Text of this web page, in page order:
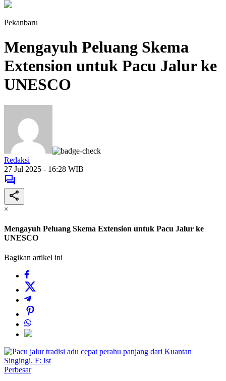
Pekanbaru
Mengayuh Peluang Skema
Extension untuk Pacu Jalur ke
UNESCO
Redaksi
27 Jul 2025 - 16:28 WIB
×
Mengayuh Peluang Skema Extension untuk Pacu Jalur ke
UNESCO
Bagikan artikel ini
Perbesar